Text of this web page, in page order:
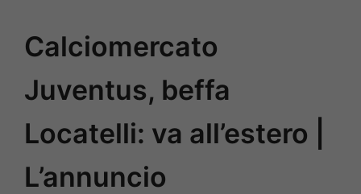
Calciomercato
Juventus, beffa
Locatelli: va all’estero |
L’annuncio